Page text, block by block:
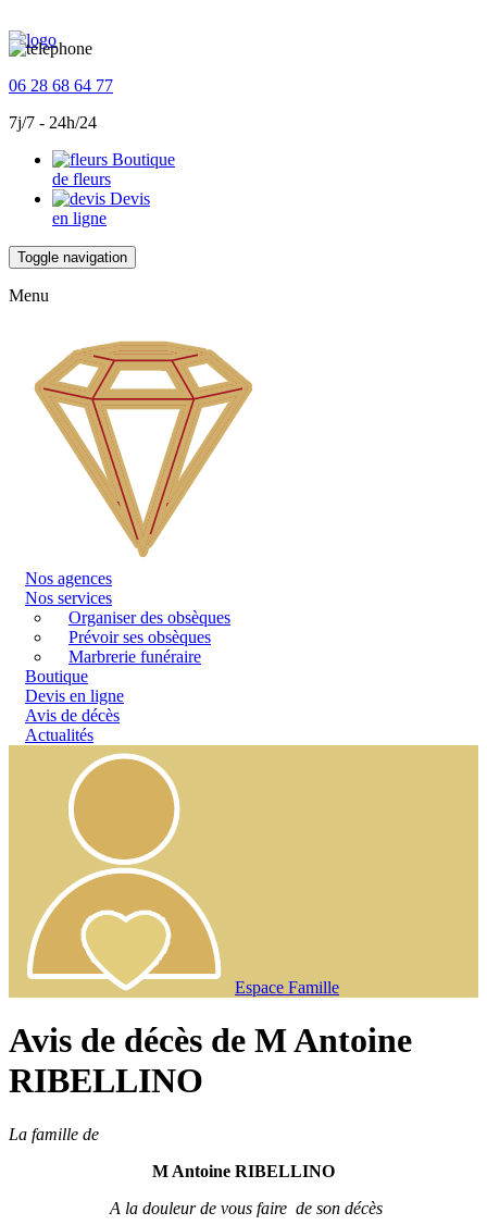
06 28 68 64 77
7j/7 - 24h/24
Boutique
de fleurs
Devis
en ligne
Toggle navigation
Menu
Nos agences
Nos services
Organiser des obsèques
Prévoir ses obsèques
Marbrerie funéraire
Boutique
Devis en ligne
Avis de décès
Actualités
Espace Famille
Avis de décès de M Antoine
RIBELLINO
La famille de
M Antoine RIBELLINO
A la douleur de vous faire de son décès